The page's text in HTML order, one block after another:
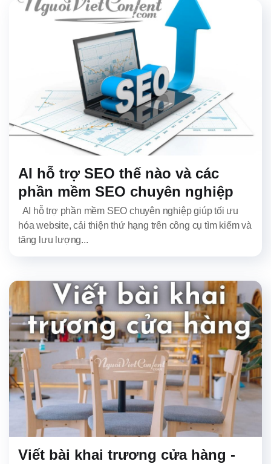
AI hỗ trợ SEO thế nào và các
phần mềm SEO chuyên nghiệp
AI hỗ trợ phần mềm SEO chuyên nghiệp giúp tối ưu
hóa website, cải thiện thứ hạng trên công cụ tìm kiếm và
tăng lưu lượng...
Viết bài khai trương cửa hàng -